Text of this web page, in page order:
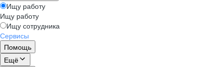
Ищу работу
Ищу работу
Ищу сотрудника
Сервисы
Помощь
Ещё